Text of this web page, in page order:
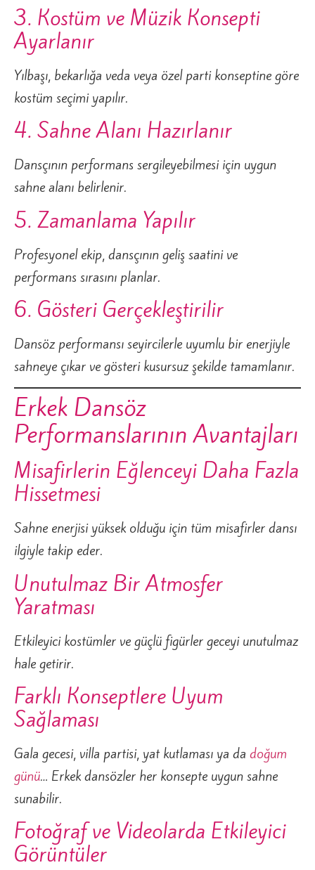
3. Kostüm ve Müzik Konsepti
Ayarlanır
Yılbaşı, bekarlığa veda veya özel parti konseptine göre
kostüm seçimi yapılır.
4. Sahne Alanı Hazırlanır
Dansçının performans sergileyebilmesi için uygun
sahne alanı belirlenir.
5. Zamanlama Yapılır
Profesyonel ekip, dansçının geliş saatini ve
performans sırasını planlar.
6. Gösteri Gerçekleştirilir
Dansöz performansı seyircilerle uyumlu bir enerjiyle
sahneye çıkar ve gösteri kusursuz şekilde tamamlanır.
Erkek Dansöz
Performanslarının Avantajları
Misafirlerin Eğlenceyi Daha Fazla
Hissetmesi
Sahne enerjisi yüksek olduğu için tüm misafirler dansı
ilgiyle takip eder.
Unutulmaz Bir Atmosfer
Yaratması
Etkileyici kostümler ve güçlü figürler geceyi unutulmaz
hale getirir.
Farklı Konseptlere Uyum
Sağlaması
Gala gecesi, villa partisi, yat kutlaması ya da doğum
günü… Erkek dansözler her konsepte uygun sahne
sunabilir.
Fotoğraf ve Videolarda Etkileyici
Görüntüler